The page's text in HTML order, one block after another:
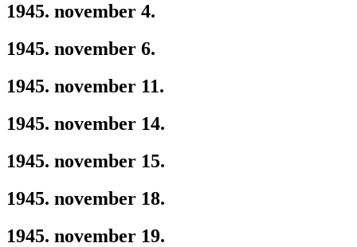
1945. november 4.
1945. november 6.
1945. november 11.
1945. november 14.
1945. november 15.
1945. november 18.
1945. november 19.